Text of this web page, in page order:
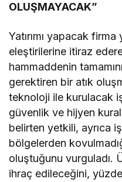
OLUŞMAYACAK”
Yatırımı yapacak
eleştirilerine itiraz
hammaddenin
gerektiren bir atık
teknoloji ile kurulacak
güvenlik ve hijyen
belirten yetkili, ayrıca
bölgelerden
oluştuğunu vurguladı.
ihraç edileceğini, yüzde